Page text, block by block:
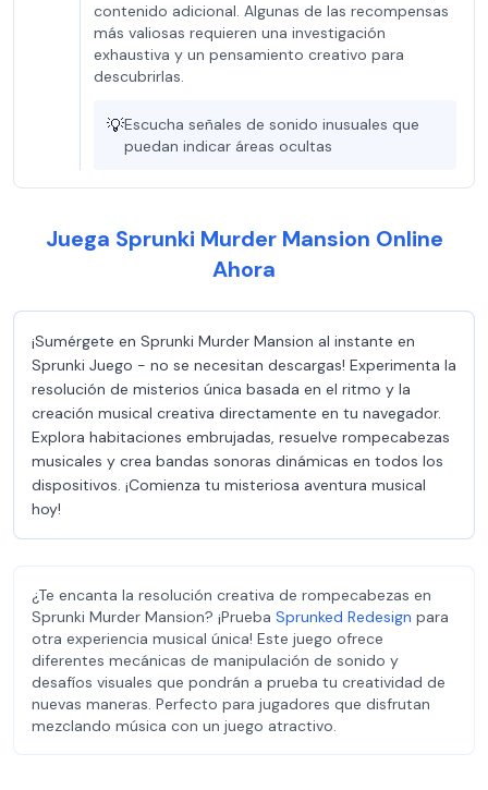
contenido adicional. Algunas de las recompensas
más valiosas requieren una investigación
exhaustiva y un pensamiento creativo para
descubrirlas.
💡Escucha señales de sonido inusuales que
puedan indicar áreas ocultas
Juega Sprunki Murder Mansion Online
Ahora
¡Sumérgete en Sprunki Murder Mansion al instante en
Sprunki Juego - no se necesitan descargas! Experimenta la
resolución de misterios única basada en el ritmo y la
creación musical creativa directamente en tu navegador.
Explora habitaciones embrujadas, resuelve rompecabezas
musicales y crea bandas sonoras dinámicas en todos los
dispositivos. ¡Comienza tu misteriosa aventura musical
hoy!
¿Te encanta la resolución creativa de rompecabezas en
Sprunki Murder Mansion? ¡Prueba Sprunked Redesign para
otra experiencia musical única! Este juego ofrece
diferentes mecánicas de manipulación de sonido y
desafíos visuales que pondrán a prueba tu creatividad de
nuevas maneras. Perfecto para jugadores que disfrutan
mezclando música con un juego atractivo.